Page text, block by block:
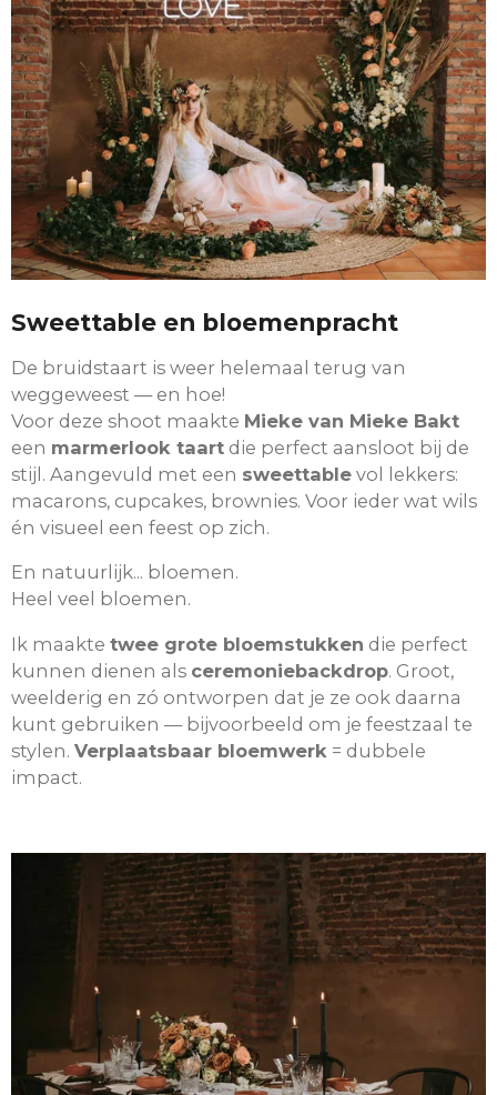
Sweettable en bloemenpracht
De bruidstaart is weer helemaal terug van
weggeweest — en hoe!
Voor deze shoot maakte Mieke van Mieke Bakt
een marmerlook taart die perfect aansloot bij de
stijl. Aangevuld met een sweettable vol lekkers:
macarons, cupcakes, brownies. Voor ieder wat wils
én visueel een feest op zich.
En natuurlijk... bloemen.
Heel veel bloemen.
Ik maakte twee grote bloemstukken die perfect
kunnen dienen als ceremoniebackdrop. Groot,
weelderig en zó ontworpen dat je ze ook daarna
kunt gebruiken — bijvoorbeeld om je feestzaal te
stylen. Verplaatsbaar bloemwerk = dubbele
impact.